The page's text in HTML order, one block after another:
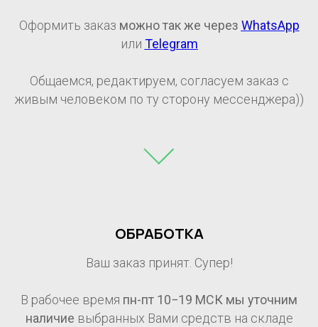
Оформить заказ можно так же через WhatsApp
или Telegram
Общаемся, редактируем, согласуем заказ с
живым человеком по ту сторону мессенджера))
ОБРАБОТКА
Ваш заказ принят. Супер!
В рабочее время пн-пт 10−19 МСК мы уточним
наличие выбранных Вами средств на складе